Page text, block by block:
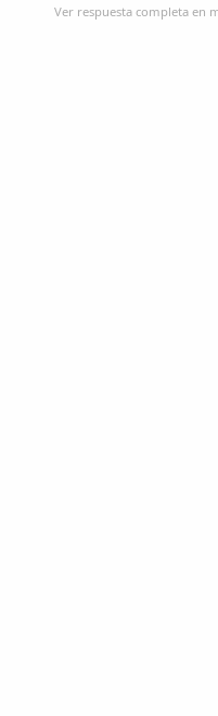
Ver respuesta completa en